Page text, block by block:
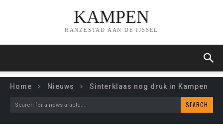
KAMPEN
HANZESTAD AAN DE IJSSEL
Home Nieuws Sinterklaas nog druk in Kampen
Search for a news article... SEARCH